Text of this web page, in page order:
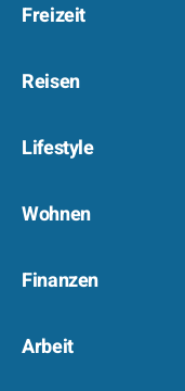
Freizeit
Reisen
Lifestyle
Wohnen
Finanzen
Arbeit